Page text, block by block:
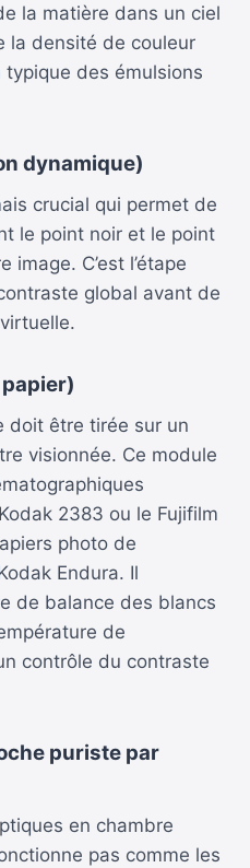
la matière dans un ciel
la densité de couleur
des émulsions
dynamique)
crucial qui permet de
le point noir et le point
C’est l’étape
global avant de
doit être tirée sur un
visionnée. Ce module
2383 ou le Fujifilm
photo de
Endura. Il
de balance des blancs
de
contrôle du contraste
puriste par
en chambre
pas comme les